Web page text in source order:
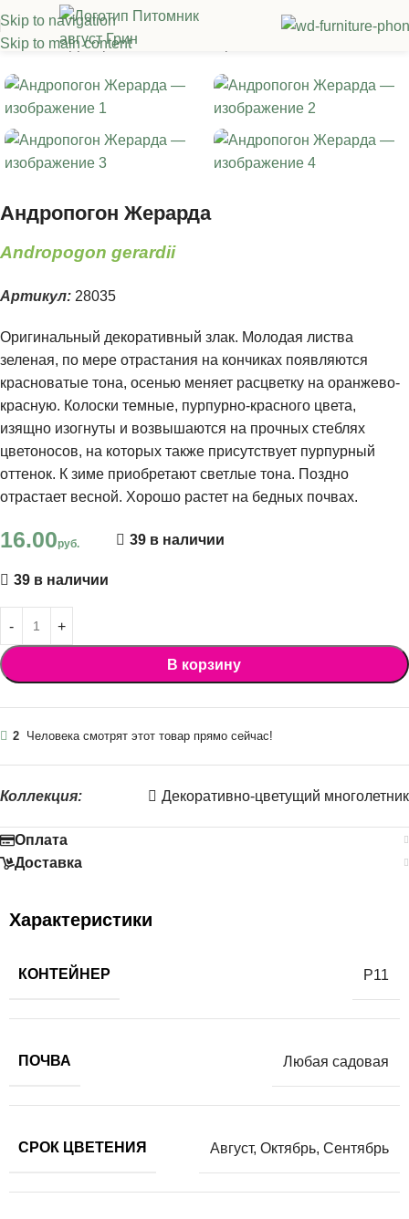
Skip to navigation
Skip to main content
Главная/Декоративные злаки
Андропогон Жерарда
Andropogon gerardii
Артикул: 28035
Оригинальный декоративный злак. Молодая листва
зеленая, по мере отрастания на кончиках появляются
красноватые тона, осенью меняет расцветку на оранжево-
красную. Колоски темные, пурпурно-красного цвета,
изящно изогнуты и возвышаются на прочных стеблях
цветоносов, на которых также присутствует пурпурный
оттенок. К зиме приобретают светлые тона. Поздно
отрастает весной. Хорошо растет на бедных почвах.
16.00руб. 39 в наличии
39 в наличии
В корзину
2 Человека смотрят этот товар прямо сейчас!
Коллекция: Декоративно-цветущий многолетник
Оплата
Доставка
Характеристики
КОНТЕЙНЕР Р11
ПОЧВА Любая садовая
СРОК ЦВЕТЕНИЯ Август, Октябрь, Сентябрь